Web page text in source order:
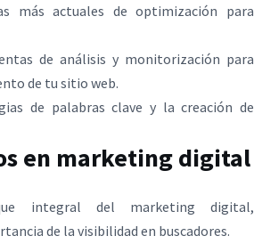
más actuales de optimización para
de análisis y monitorización para
de tu sitio web.
de palabras clave y la creación de
en marketing digital
integral del marketing digital,
de la visibilidad en buscadores.